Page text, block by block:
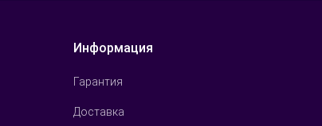
Информация
Гарантия
Доставка